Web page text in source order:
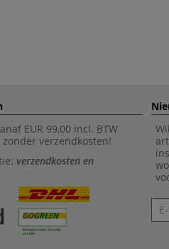
EUR 99,00 incl. BTW
verzendkosten!
verzendkosten en